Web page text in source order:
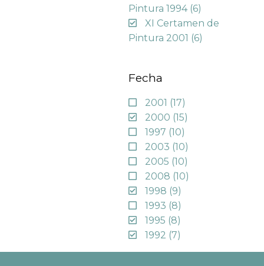
Pintura 1994 (6)
XI Certamen de
Pintura 2001 (6)
Fecha
2001 (17)
2000 (15)
1997 (10)
2003 (10)
2005 (10)
2008 (10)
1998 (9)
1993 (8)
1995 (8)
1992 (7)